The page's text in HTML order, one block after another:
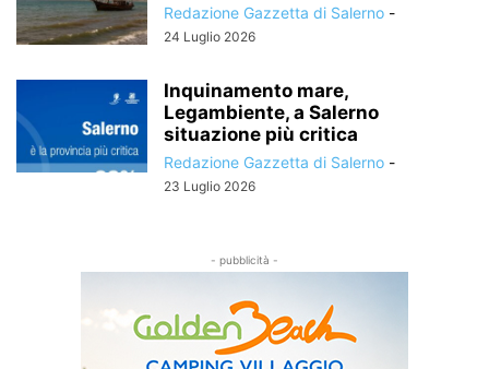
Redazione Gazzetta di Salerno -
24 Luglio 2026
Inquinamento mare,
Legambiente, a Salerno
situazione più critica
Redazione Gazzetta di Salerno -
23 Luglio 2026
- pubblicità -